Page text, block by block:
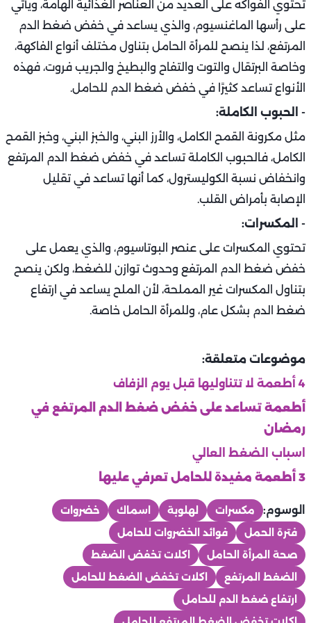
تحتوي الفواكه على العديد من العناصر الغذائية الهامة، ويأتي
على رأسها الماغنسيوم، والذي يساعد في خفض ضغط الدم
المرتفع، لذا ينصح للمرأة الحامل بتناول مختلف أنواع الفاكهة،
وخاصة البرتقال والتوت والتفاح والبطيخ والجريب فروت، فهذه
الأنواع تساعد كثيرًا في خفض ضغط الدم للحامل.
- الحبوب الكاملة:
مثل مكرونة القمح الكامل، والأرز البني، والخبز البني، وخبز القمح
الكامل، فالحبوب الكاملة تساعد في خفض ضغط الدم المرتفع
وانخفاض نسبة الكوليسترول، كما أنها تساعد في تقليل
الإصابة بأمراض القلب.
- المكسرات:
تحتوي المكسرات على عنصر البوتاسيوم، والذي يعمل على
خفض ضغط الدم المرتفع وحدوث توازن للضغط، ولكن ينصح
بتناول المكسرات غير المملحة، لأن الملح يساعد في ارتفاع
ضغط الدم بشكل عام، وللمرأة الحامل خاصة.
موضوعات متعلقة:
4 أطعمة لا تتناوليها قبل يوم الزفاف
أطعمة تساعد على خفض ضغط الدم المرتفع في
رمضان
اسباب الضغط العالي
3 أطعمة مفيدة للحامل تعرفي عليها
الوسوم: مكسرات لهلوبة اسماك
خضروات
فترة الحمل
فوائد الخضروات للحامل
صحة المرأة الحامل
اكلات تخفض الضغط
الضغط المرتفع
اكلات تخفض الضغط للحامل
ارتفاع ضغط الدم للحامل